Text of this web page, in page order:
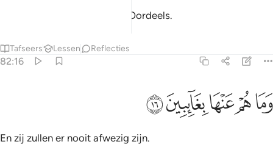
Zij gaan erin op de Dag des Oordeels.
Tafseers Lessen Reflecties
82:16
وما هم عنها بغايبين ١٦
وَمَا هُمْ عَنْهَا بِغَآئِبِينَ ١٦
ﲈﲉﲊﲋﲌ
En zij zullen er nooit afwezig zijn.